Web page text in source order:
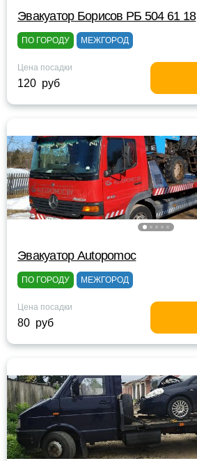
Эвакуатор Борисов РБ 504 61 18
ПО ГОРОДУ МЕЖГОРОД
Цена посадки
120 руб
Эвакуатор Autopomoc
ПО ГОРОДУ МЕЖГОРОД
Цена посадки
80 руб